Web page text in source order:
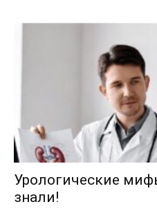
Урологические
знали!